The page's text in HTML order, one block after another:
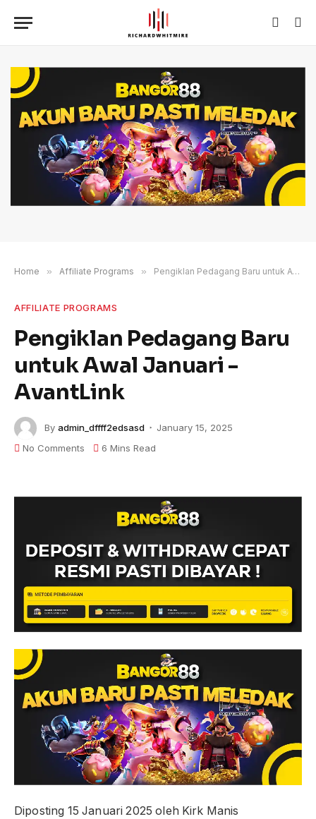
Home » Affiliate Programs » Pengiklan Pedagang Baru untuk Awal Januari - AvantLink
AFFILIATE PROGRAMS
Pengiklan Pedagang Baru
untuk Awal Januari -
AvantLink
By admin_dffff2edsasd
January 15, 2025
No Comments
6 Mins Read
Diposting 15 Januari 2025 oleh Kirk Manis